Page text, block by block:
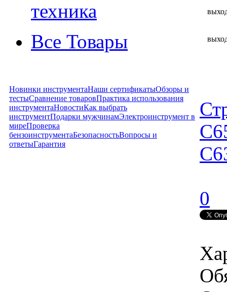
техника
Все Товары
Новинки инструментаНаши сертификатыОбзоры и
тестыСравнение товаровПрактика использования
инструментаНовостиКак выбрать
инструментПодарки мужчинамЭлектроинструмент в
миреПроверка
бензоинструментаБезопасностьВопросы и
ответыГарантия
0